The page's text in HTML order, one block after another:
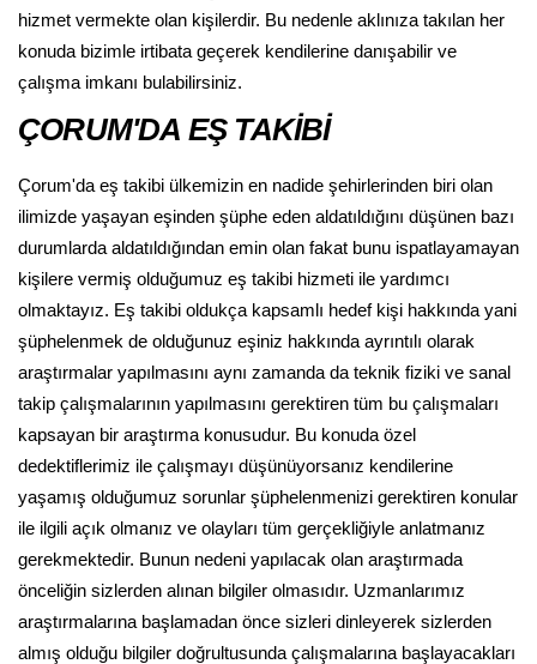
hizmet vermekte olan kişilerdir. Bu nedenle aklınıza takılan her
konuda bizimle irtibata geçerek kendilerine danışabilir ve
çalışma imkanı bulabilirsiniz.
ÇORUM'DA EŞ TAKİBİ
Çorum'da eş takibi ülkemizin en nadide şehirlerinden biri olan
ilimizde yaşayan eşinden şüphe eden aldatıldığını düşünen bazı
durumlarda aldatıldığından emin olan fakat bunu ispatlayamayan
kişilere vermiş olduğumuz eş takibi hizmeti ile yardımcı
olmaktayız. Eş takibi oldukça kapsamlı hedef kişi hakkında yani
şüphelenmek de olduğunuz eşiniz hakkında ayrıntılı olarak
araştırmalar yapılmasını aynı zamanda da teknik fiziki ve sanal
takip çalışmalarının yapılmasını gerektiren tüm bu çalışmaları
kapsayan bir araştırma konusudur. Bu konuda özel
dedektiflerimiz ile çalışmayı düşünüyorsanız kendilerine
yaşamış olduğumuz sorunlar şüphelenmenizi gerektiren konular
ile ilgili açık olmanız ve olayları tüm gerçekliğiyle anlatmanız
gerekmektedir. Bunun nedeni yapılacak olan araştırmada
önceliğin sizlerden alınan bilgiler olmasıdır. Uzmanlarımız
araştırmalarına başlamadan önce sizleri dinleyerek sizlerden
almış olduğu bilgiler doğrultusunda çalışmalarına başlayacakları